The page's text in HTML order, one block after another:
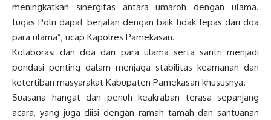
meningkatkan sinergitas antara umaroh dengan ulama.
tugas Polri dapat berjalan dengan baik tidak lepas dari doa
para ulama”, ucap Kapolres Pamekasan.
Kolaborasi dan doa dari para ulama serta santri menjadi
pondasi penting dalam menjaga stabilitas keamanan dan
ketertiban masyarakat Kabupaten Pamekasan khususnya.
Suasana hangat dan penuh keakraban terasa sepanjang
acara, yang juga diisi dengan ramah tamah dan santuanan